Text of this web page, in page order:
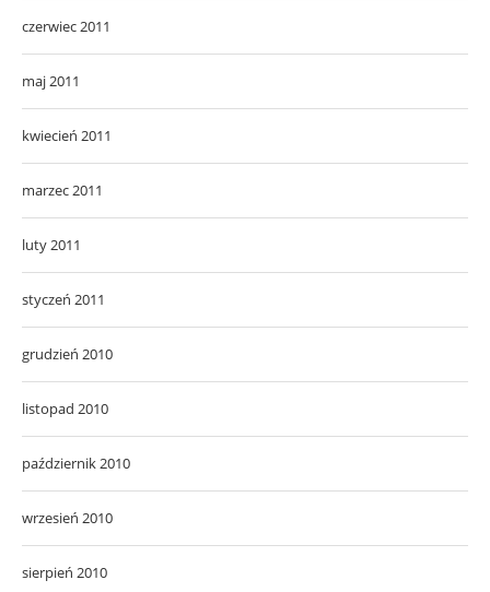
czerwiec 2011
maj 2011
kwiecień 2011
marzec 2011
luty 2011
styczeń 2011
grudzień 2010
listopad 2010
październik 2010
wrzesień 2010
sierpień 2010